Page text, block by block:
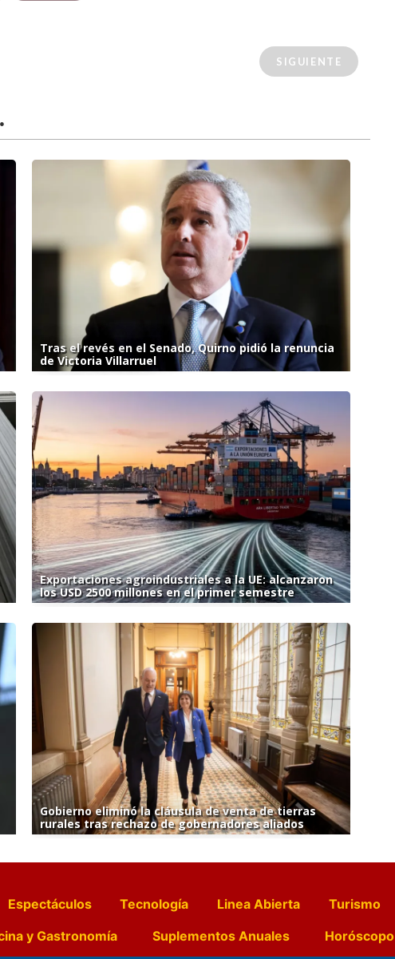
SIGUIENTE
Tras el revés en el Senado, Quirno pidió la renuncia
de Victoria Villarruel
Exportaciones agroindustriales a la UE: alcanzaron
los USD 2500 millones en el primer semestre
Gobierno eliminó la cláusula de venta de tierras
rurales tras rechazo de gobernadores aliados
Espectáculos Tecnología Linea Abierta Turismo
y Gastronomía Suplementos Anuales Horóscopo